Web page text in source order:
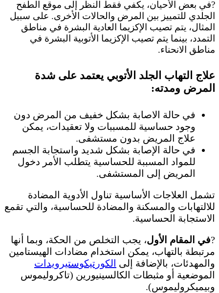
?في بعض الأحيان، يكفي فقط النظر إلى موقع الطفح
الجلدي للتمييز بين المرض والحالات الأخرى. على سبيل
المثال، يتم تصيب الإكزيما العادية البشرة في مناطق
التمدد، بينما يتم تصيب الإكزيما الأتوبية البشرة في
مناطق الانحناء.
علاج التهاب الجلد الأتوبي يعتمد على شدة
المرض ومدته:
في حالة الاصابة بشكل خفيف من المرض دون
وجود حساسية للمسببات ولا تعقيدات، يمكن
علاج المريض بدون مستشفى.
في حالة الإصابة بشكل شديد واستجابة الجسم
للمواد المسببة للحساسية يتطلب الأمر دخول
المريض إلى المستشفى.
تشمل العلاجات الأساسية تناول الأدوية المضادة
للالتهابات والمسكنة والمضادة للحساسية، والتي تقمع
الاستجابة الحساسية.
?في المقام الأول، يجب التخلص من الحكة، وبما أنها
مرتبطة بالتهاب، يمكن استخدام مضادات الهيستامين
والمهدئات، بالإضافة إلى الكورتيكوستيرويدات
الموضعية أو مثبطات الكالسينيورين (تاكروليموس
وبيميكروليموس).